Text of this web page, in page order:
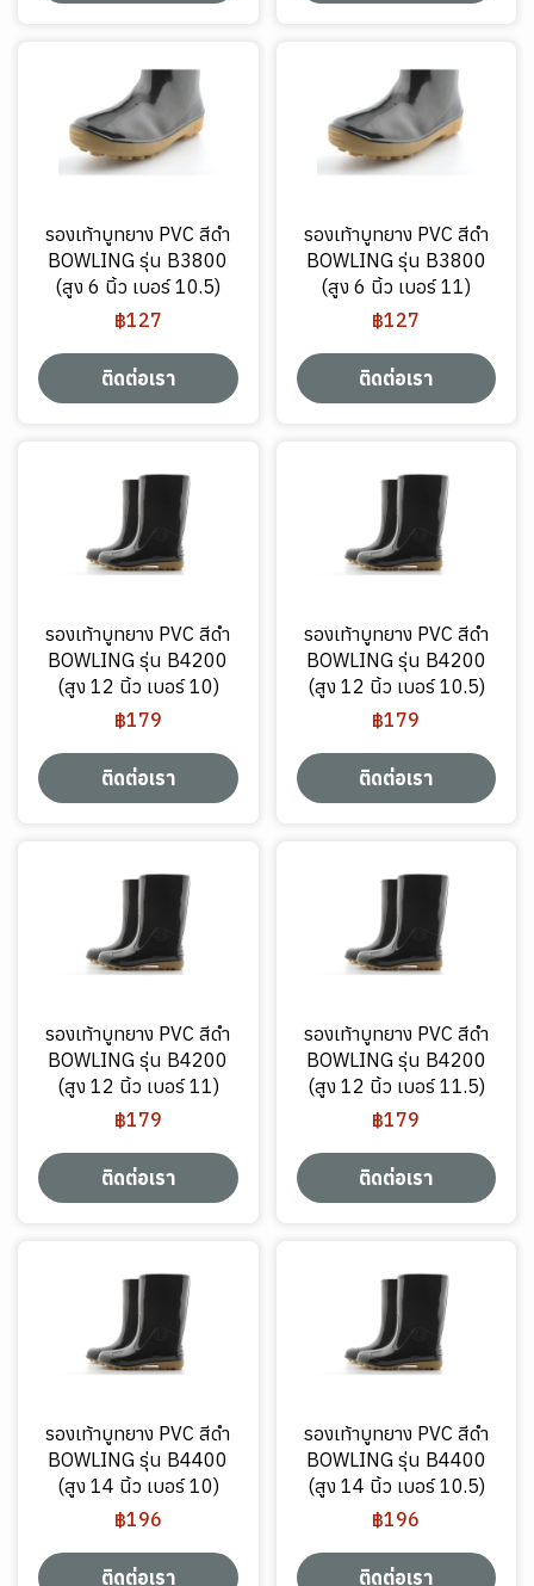
รองเท้าบูทยาง PVC สีดำ
BOWLING รุ่น B3800
(สูง 6 นิ้ว เบอร์ 10.5)
฿127
ติดต่อเรา
รองเท้าบูทยาง PVC สีดำ
BOWLING รุ่น B3800
(สูง 6 นิ้ว เบอร์ 11)
฿127
ติดต่อเรา
รองเท้าบูทยาง PVC สีดำ
BOWLING รุ่น B4200
(สูง 12 นิ้ว เบอร์ 10)
฿179
ติดต่อเรา
รองเท้าบูทยาง PVC สีดำ
BOWLING รุ่น B4200
(สูง 12 นิ้ว เบอร์ 10.5)
฿179
ติดต่อเรา
รองเท้าบูทยาง PVC สีดำ
BOWLING รุ่น B4200
(สูง 12 นิ้ว เบอร์ 11)
฿179
ติดต่อเรา
รองเท้าบูทยาง PVC สีดำ
BOWLING รุ่น B4200
(สูง 12 นิ้ว เบอร์ 11.5)
฿179
ติดต่อเรา
รองเท้าบูทยาง PVC สีดำ
BOWLING รุ่น B4400
(สูง 14 นิ้ว เบอร์ 10)
฿196
ติดต่อเรา
รองเท้าบูทยาง PVC สีดำ
BOWLING รุ่น B4400
(สูง 14 นิ้ว เบอร์ 10.5)
฿196
ติดต่อเรา